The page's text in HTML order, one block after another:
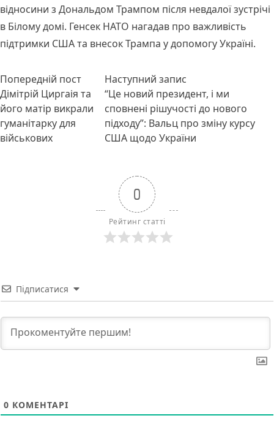
відносини з Дональдом Трампом після невдалої зустрічі
в Білому домі. Генсек НАТО нагадав про важливість
підтримки США та внесок Трампа у допомогу Україні.
Навігація
записів
Попередній постПопередній запис:
Дімітрій Циргаія та
його матір викрали
гуманітарку для
військових
Наступний запис
“Це новий президент, і ми
сповнені рішучості до нового
підходу”: Вальц про зміну курсу
США щодо України
0
Рейтинг статті
Підписатися
0 КОМЕНТАРІ